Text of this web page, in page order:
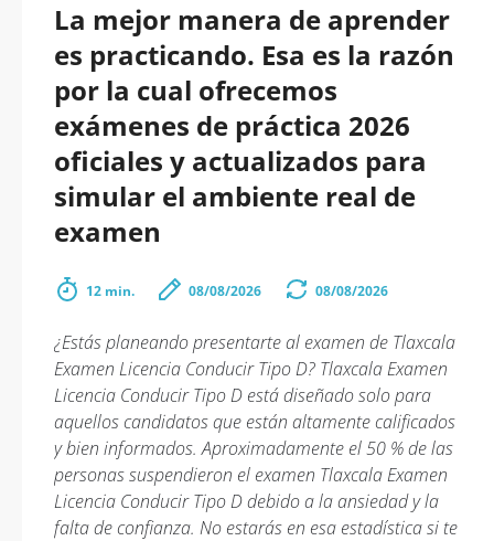
La mejor manera de aprender
es practicando. Esa es la razón
por la cual ofrecemos
exámenes de práctica 2026
oficiales y actualizados para
simular el ambiente real de
examen
12 min. 08/08/2026 08/08/2026
¿Estás planeando presentarte al examen de Tlaxcala
Examen Licencia Conducir Tipo D? Tlaxcala Examen
Licencia Conducir Tipo D está diseñado solo para
aquellos candidatos que están altamente calificados
y bien informados. Aproximadamente el 50 % de las
personas suspendieron el examen Tlaxcala Examen
Licencia Conducir Tipo D debido a la ansiedad y la
falta de confianza. No estarás en esa estadística si te